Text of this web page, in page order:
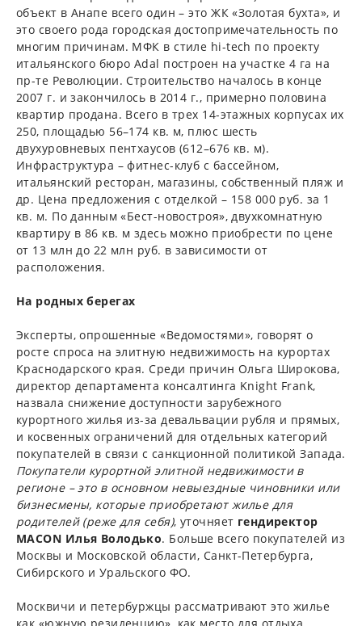
объект в Анапе всего один – это ЖК «Золотая бухта», и
это своего рода городская достопримечательность по
многим причинам. МФК в стиле hi-tech по проекту
итальянского бюро Adal построен на участке 4 га на
пр-те Революции. Строительство началось в конце
2007 г. и закончилось в 2014 г., примерно половина
квартир продана. Всего в трех 14-этажных корпусах их
250, площадью 56–174 кв. м, плюс шесть
двухуровневых пентхаусов (612–676 кв. м).
Инфраструктура – фитнес-клуб с бассейном,
итальянский ресторан, магазины, собственный пляж и
др. Цена предложения с отделкой – 158 000 руб. за 1
кв. м. По данным «Бест-новостроя», двухкомнатную
квартиру в 86 кв. м здесь можно приобрести по цене
от 13 млн до 22 млн руб. в зависимости от
расположения.
На родных берегах
Эксперты, опрошенные «Ведомостями», говорят о
росте спроса на элитную недвижимость на курортах
Краснодарского края. Среди причин Ольга Широкова,
директор департамента консалтинга Knight Frank,
назвала снижение доступности зарубежного
курортного жилья из-за девальвации рубля и прямых,
и косвенных ограничений для отдельных категорий
покупателей в связи с санкционной политикой Запада.
Покупатели курортной элитной недвижимости в
регионе – это в основном невыездные чиновники или
бизнесмены, которые приобретают жилье для
родителей (реже для себя), уточняет гендиректор
MACON Илья Володько. Больше всего покупателей из
Москвы и Московской области, Санкт-Петербурга,
Сибирского и Уральского ФО.
Москвичи и петербуржцы рассматривают это жилье